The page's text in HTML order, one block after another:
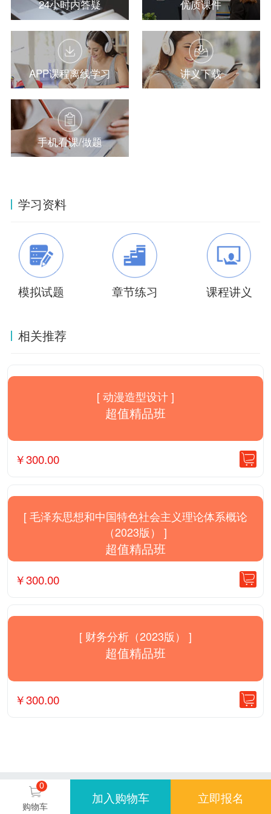
24小时内答疑 优质课件
APP课程离线学习 讲义下载
手机看课/做题
学习资料
模拟试题 章节练习 课程讲义
相关推荐
[ 动漫造型设计 ]
超值精品班
￥300.00
[ 毛泽东思想和中国特色社会主义理论体系概论
（2023版） ]
超值精品班
￥300.00
[ 财务分析（2023版） ]
超值精品班
￥300.00
0
购物车
加入购物车 立即报名